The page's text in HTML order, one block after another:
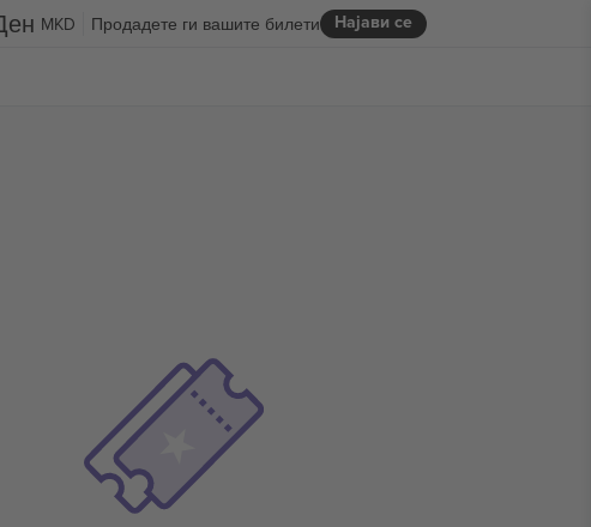
MKD Најави се
Продадете ги вашите билети